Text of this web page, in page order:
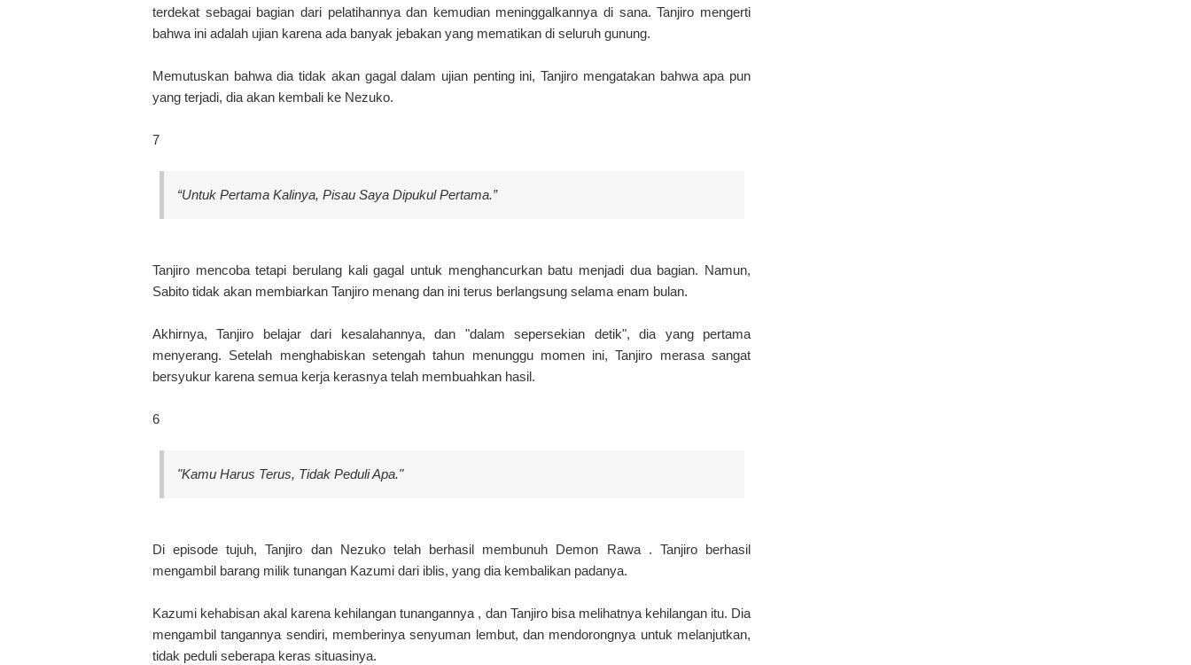
terdekat sebagai bagian dari pelatihannya dan kemudian meninggalkannya di sana. Tanjiro mengerti
bahwa ini adalah ujian karena ada banyak jebakan yang mematikan di seluruh gunung.
Memutuskan bahwa dia tidak akan gagal dalam ujian penting ini, Tanjiro mengatakan bahwa apa pun
yang terjadi, dia akan kembali ke Nezuko.
7
“Untuk Pertama Kalinya, Pisau Saya Dipukul Pertama.”
Tanjiro mencoba tetapi berulang kali gagal untuk menghancurkan batu menjadi dua bagian. Namun,
Sabito tidak akan membiarkan Tanjiro menang dan ini terus berlangsung selama enam bulan.
Akhirnya, Tanjiro belajar dari kesalahannya, dan "dalam sepersekian detik", dia yang pertama
menyerang. Setelah menghabiskan setengah tahun menunggu momen ini, Tanjiro merasa sangat
bersyukur karena semua kerja kerasnya telah membuahkan hasil.
6
"Kamu Harus Terus, Tidak Peduli Apa."
Di episode tujuh, Tanjiro dan Nezuko telah berhasil membunuh Demon Rawa . Tanjiro berhasil
mengambil barang milik tunangan Kazumi dari iblis, yang dia kembalikan padanya.
Kazumi kehabisan akal karena kehilangan tunangannya , dan Tanjiro bisa melihatnya kehilangan itu. Dia
mengambil tangannya sendiri, memberinya senyuman lembut, dan mendorongnya untuk melanjutkan,
tidak peduli seberapa keras situasinya.